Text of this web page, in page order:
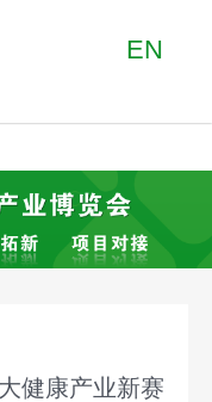
EN
健康产业新赛